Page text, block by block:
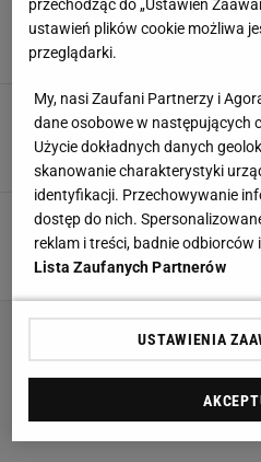
zorganizować
Klęska na Euro
"To jedyne co bym
Karol Górka,8
Dachy, trumny i
temu zaczynało
SUBSKRYPCJA
przechodząc do „Ustawień
ustawień plików cookie możliwa
przeglądarki.
My, nasi Zaufani Partnerzy i
dane osobowe w następujących
Użycie dokładnych danych
skanowanie charakterystyki
identyfikacji. Przechowywanie
dostęp do nich.
reklam i treści, badnie odbiorców
Lista Zaufanych Partnerów
USTAWIENIA